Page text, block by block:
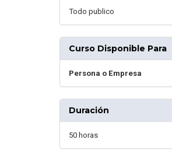
Todo publico
Curso Disponible Para
Persona o Empresa
Duración
50 horas